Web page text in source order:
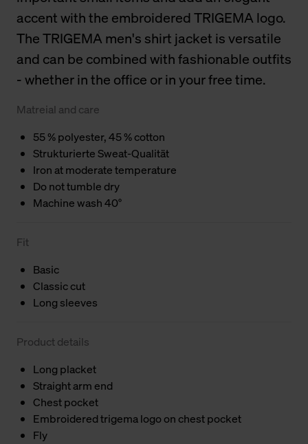
accent with the embroidered TRIGEMA logo.
The TRIGEMA men's shirt jacket is versatile
and can be combined with fashionable outfits
- whether in the office or in your free time.
Matreial and care
55 % polyester, 45 % cotton
Strukturierte Sweat-Qualität
Iron at moderate temperature
Do not tumble dry
Machine wash 40°
Fit
Basic
Classic cut
Long sleeves
Product details
Long placket
Straight arm end
Chest pocket
Embroidered trigema logo on chest pocket
Fly